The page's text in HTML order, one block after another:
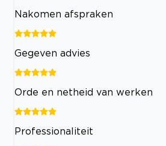
Nakomen afspraken
Gegeven advies
Orde en netheid van werken
Professionaliteit